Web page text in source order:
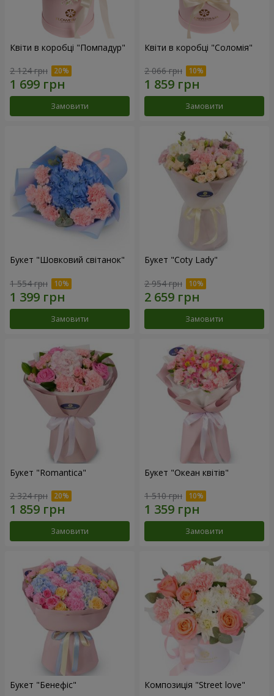
Квіти в коробці "Помпадур"
2 124 грн
Замовити
Квіти в коробці "Соломія"
2 066 грн
Замовити
Букет "Шовковий світанок"
1 554 грн
Замовити
Букет "Coty Lady"
2 954 грн
Замовити
Букет "Romantica"
2 324 грн
Замовити
Букет "Океан квітів"
1 510 грн
Замовити
Букет "Бенефіс" Композиція "Street love"